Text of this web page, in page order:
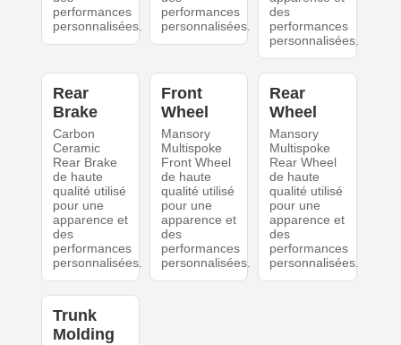
performances
personnalisées.
performances
personnalisées.
des
performances
personnalisées.
Rear
Brake
Carbon
Ceramic
Rear Brake
de haute
qualité utilisé
pour une
apparence et
des
performances
personnalisées.
Front
Wheel
Mansory
Multispoke
Front Wheel
de haute
qualité utilisé
pour une
apparence et
des
performances
personnalisées.
Rear
Wheel
Mansory
Multispoke
Rear Wheel
de haute
qualité utilisé
pour une
apparence et
des
performances
personnalisées.
Trunk
Molding